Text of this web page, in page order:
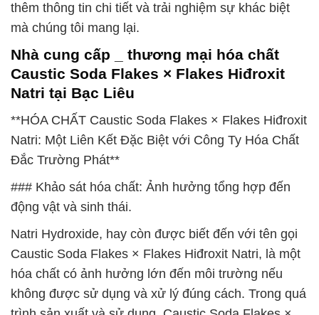
thêm thông tin chi tiết và trải nghiệm sự khác biệt
mà chúng tôi mang lại.
Nhà cung cấp _ thương mại hóa chất
Caustic Soda Flakes × Flakes Hiđroxit
Natri tại Bạc Liêu
**HÓA CHẤT Caustic Soda Flakes × Flakes Hiđroxit
Natri: Một Liên Kết Đặc Biệt với Công Ty Hóa Chất
Đắc Trường Phát**
### Khảo sát hóa chất: Ảnh hưởng tổng hợp đến
động vật và sinh thái.
Natri Hydroxide, hay còn được biết đến với tên gọi
Caustic Soda Flakes × Flakes Hiđroxit Natri, là một
hóa chất có ảnh hưởng lớn đến môi trường nếu
không được sử dụng và xử lý đúng cách. Trong quá